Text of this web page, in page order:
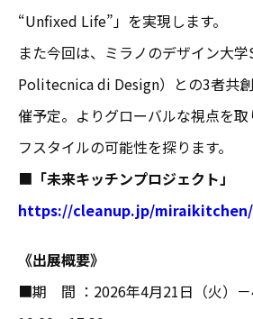
“Unfixed Life”」を実現します。
また今回は、ミラノのデザイン大
Politecnica di Design）との3者共
催予定。よりグローバルな視点を
フスタイルの可能性を探ります。
■ 「未来キッチンプロジェクト」
https://cleanup.jp/miraikitchen/
《出展概要》
■期 間 ：2026年4月21日（火）－